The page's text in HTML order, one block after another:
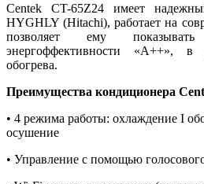
Centek CT-65Z24 имеет
HYGHLY (Hitachi), работает на
позволяет ему
энергоффективности «А++»,
обогрева.
Преимущества кондиционера
• 4 режима работы: охлаждение I
осушение
• Управление с помощью